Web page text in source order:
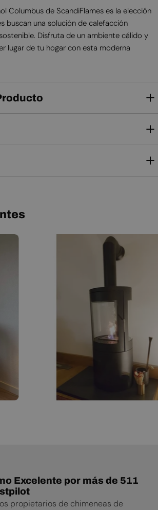
Columbus de ScandiFlames es la elección
buscan una solución de calefacción
Disfruta de un ambiente cálido y
lugar de tu hogar con esta moderna
Excelente por más de 511
propietarios de chimeneas de